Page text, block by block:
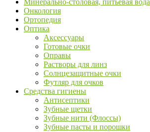
Минерально-столовая, питьевая вода
Онкология
Ортопедия
Оптика
Аксессуары
Готовые очки
Оправы
Растворы для линз
Солнцезащитные очки
Футляр для очков
Средства гигиены
Антисептики
Зубные щетки
Зубные нити (Флоссы)
Зубные пасты и порошки